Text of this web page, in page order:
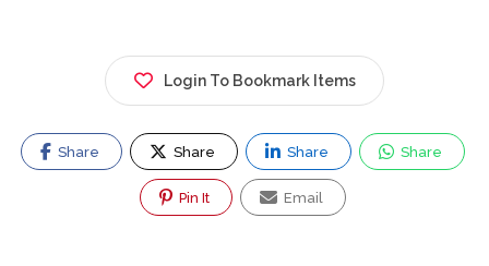
Login To Bookmark Items
Share Share Share Share
Pin It Email